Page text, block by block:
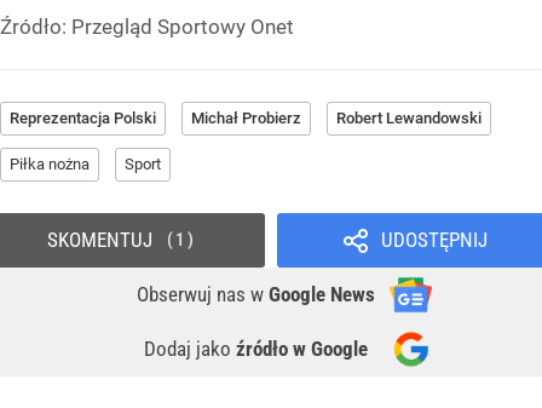
Źródło: Przegląd Sportowy Onet
Reprezentacja Polski Michał Probierz Robert Lewandowski
Piłka nożna Sport
UDOSTĘPNIJ
Obserwuj nas w Google News
Dodaj jako źródło w Google
SKOMENTUJ 1